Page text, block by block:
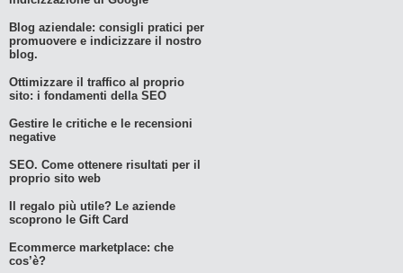
Blog aziendale: consigli pratici per
promuovere e indicizzare il nostro
blog.
Ottimizzare il traffico al proprio
sito: i fondamenti della SEO
Gestire le critiche e le recensioni
negative
SEO. Come ottenere risultati per il
proprio sito web
Il regalo più utile? Le aziende
scoprono le Gift Card
Ecommerce marketplace: che
cos’è?